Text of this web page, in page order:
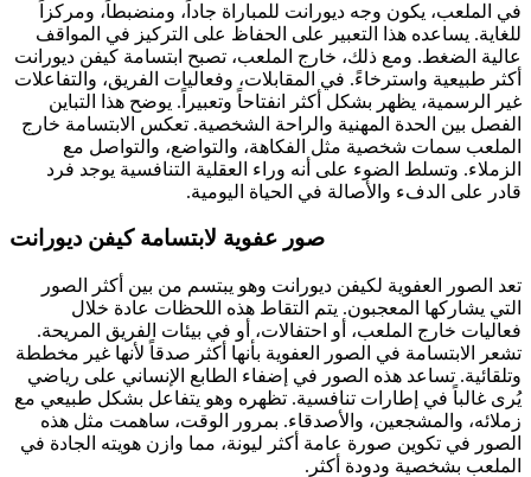
في الملعب، يكون وجه ديورانت للمباراة جاداً، ومنضبطاً، ومركزاً
للغاية. يساعده هذا التعبير على الحفاظ على التركيز في المواقف
عالية الضغط. ومع ذلك، خارج الملعب، تصبح ابتسامة كيفن ديورانت
أكثر طبيعية واسترخاءً. في المقابلات، وفعاليات الفريق، والتفاعلات
غير الرسمية، يظهر بشكل أكثر انفتاحاً وتعبيراً. يوضح هذا التباين
الفصل بين الحدة المهنية والراحة الشخصية. تعكس الابتسامة خارج
الملعب سمات شخصية مثل الفكاهة، والتواضع، والتواصل مع
الزملاء. وتسلط الضوء على أنه وراء العقلية التنافسية يوجد فرد
قادر على الدفء والأصالة في الحياة اليومية.
صور عفوية لابتسامة كيفن ديورانت
تعد الصور العفوية لكيفن ديورانت وهو يبتسم من بين أكثر الصور
التي يشاركها المعجبون. يتم التقاط هذه اللحظات عادة خلال
فعاليات خارج الملعب، أو احتفالات، أو في بيئات الفريق المريحة.
تشعر الابتسامة في الصور العفوية بأنها أكثر صدقاً لأنها غير مخططة
وتلقائية. تساعد هذه الصور في إضفاء الطابع الإنساني على رياضي
يُرى غالباً في إطارات تنافسية. تظهره وهو يتفاعل بشكل طبيعي مع
زملائه، والمشجعين، والأصدقاء. بمرور الوقت، ساهمت مثل هذه
الصور في تكوين صورة عامة أكثر ليونة، مما وازن هويته الجادة في
الملعب بشخصية ودودة أكثر.